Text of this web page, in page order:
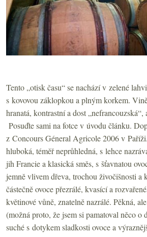
Tento „otisk času“ se nachází v zelené
s kovovou záklopkou a plným korkem.
hranatá, kontrastní a dost
Posuďte sami na fotce v úvodu článku.
z Concours Géneral Agricole 2006 v Paříži.
hluboká, téměř neprůhledná, s lehce
jih Francie a klasická směs, s šťavnatou
jemně vlivem dřeva, trochou živočišnosti a
částečně ovoce přezrálé, kvasící a
květinové vůně, znatelně nazrálé. Pěkná,
(možná proto, že jsem si pamatoval něco o
suché s dotykem sladkosti ovoce a